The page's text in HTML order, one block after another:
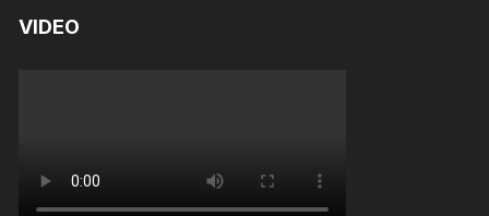
VIDEO